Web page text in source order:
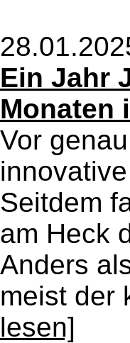
Ein Jahr
Monaten
Vor
Seitdem
am Heck
Anders
meist der
lesen]